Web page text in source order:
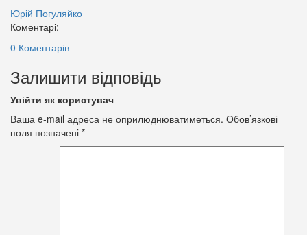
Юрій Погуляйко
Коментарі:
0 Коментарів
Залишити відповідь
Увійти як користувач
Ваша e-mail адреса не оприлюднюватиметься. Обов’язкові
поля позначені *